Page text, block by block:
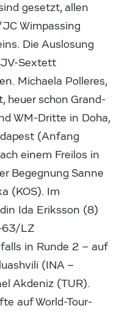
gesetzt, allen
Wimpassing
Die Auslosung
Sextett
Michaela Polleres,
heuer schon Grand-
WM-Dritte in Doha,
(Anfang
einem Freilos in
Begegnung Sanne
(KOS). Im
Ida Eriksson (8)
63/LZ
in Runde 2 – auf
(INA –
Akdeniz (TUR).
auf World-Tour-